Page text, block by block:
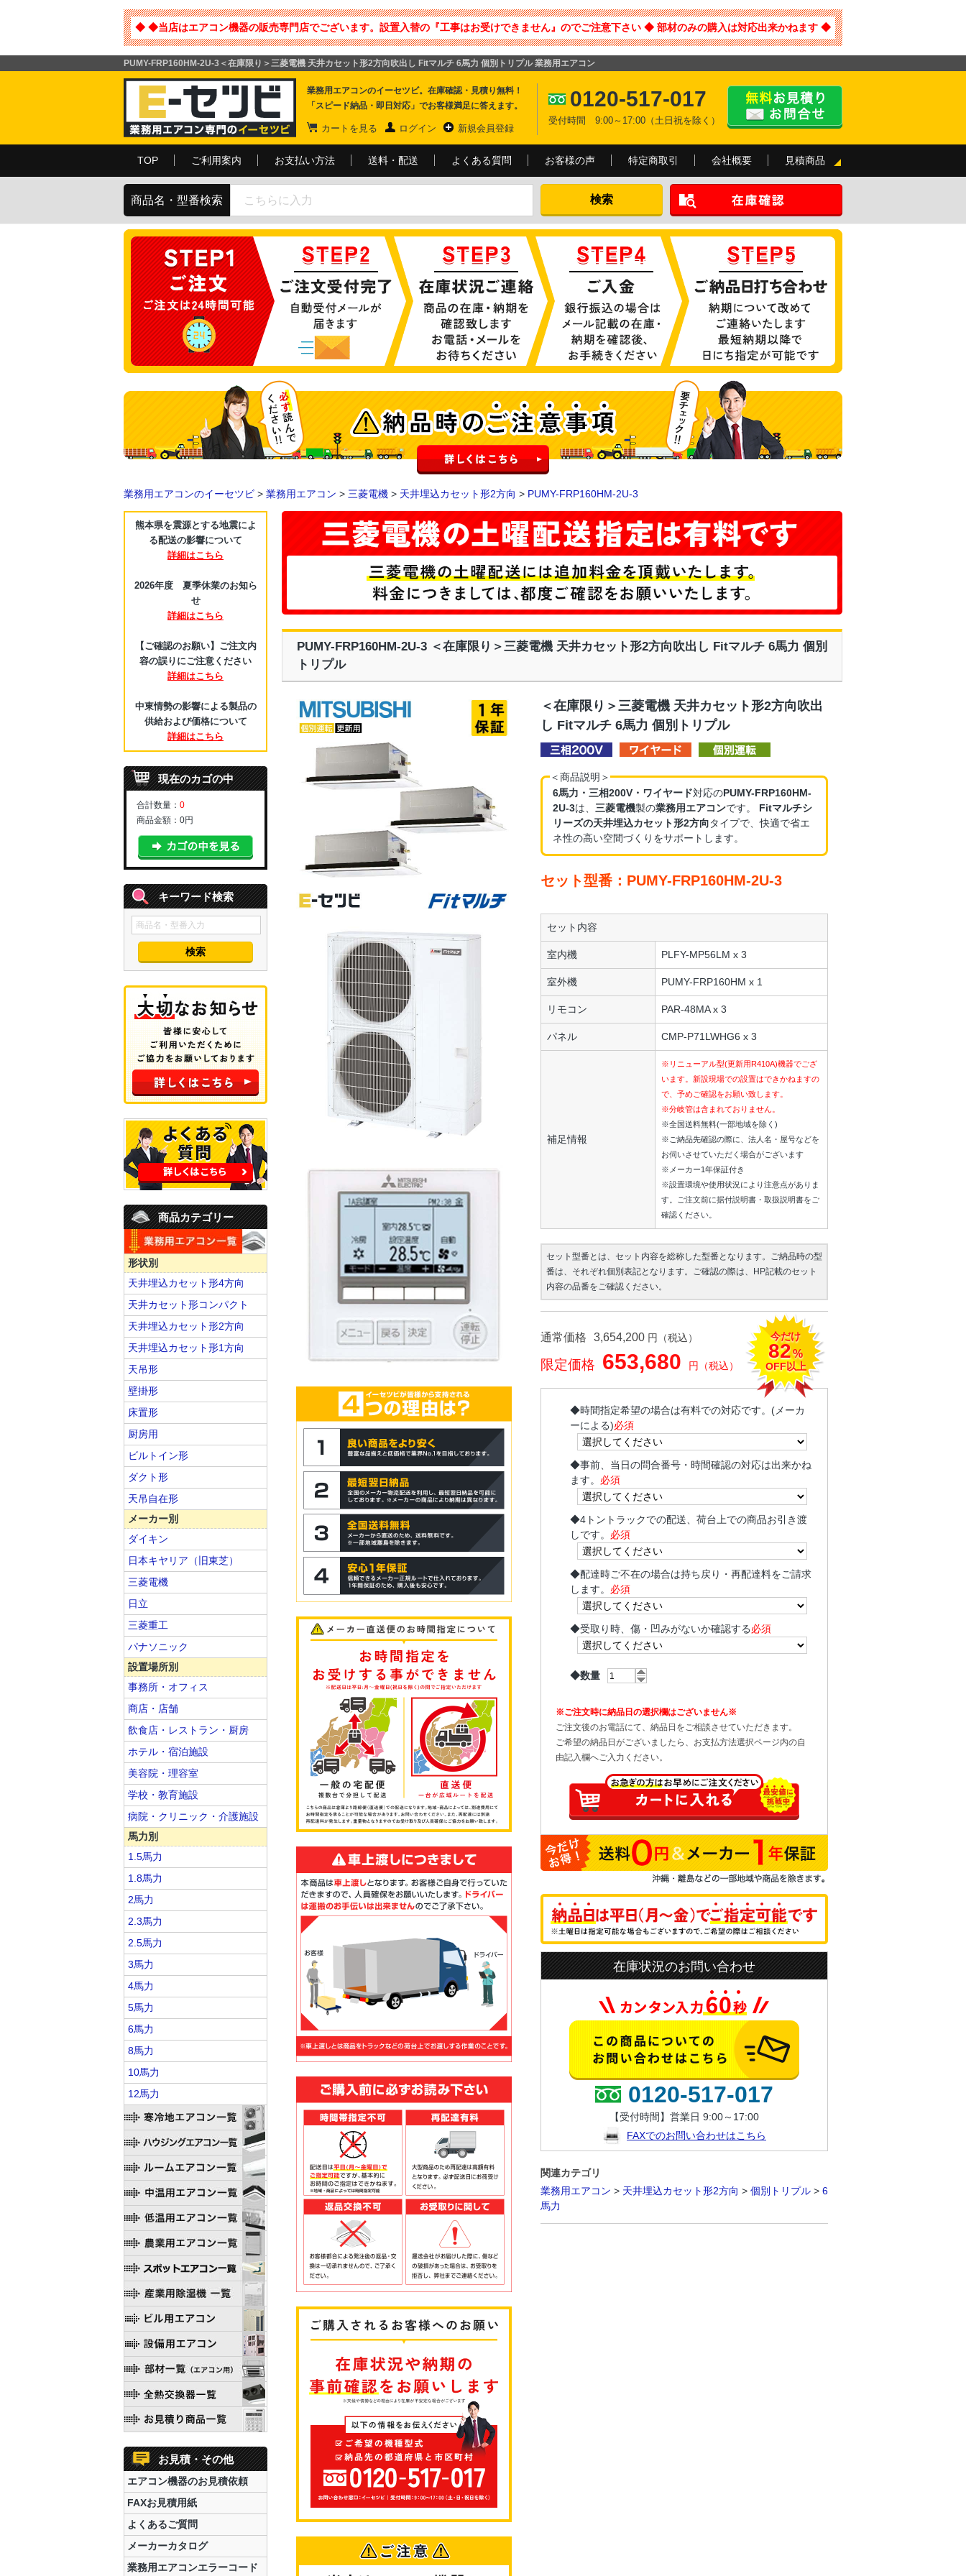
◆ ◆当店はエアコン機器の販売専門店でございます。設置入替の『工事はお受けできません』のでご注意下さい ◆ 部材のみの購入は対応出来かねます ◆
PUMY-FRP160HM-2U-3＜在庫限り＞三菱電機 天井カセット形2方向吹出し Fitマルチ 6馬力 個別トリプル 業務用エアコン
業務用エアコンのイーセツビ。在庫確認・見積り無料！
「スピード納品・即日対応」でお客様満足に答えます。
カートを見る ログイン 新規会員登録
0120-517-017
受付時間 9:00～17:00（土日祝を除く）
TOP ご利用案内 お支払い方法 送料・配送 よくある質問 お客様の声 特定商取引 会社概要 見積商品
商品名・型番検索
業務用エアコンのイーセツビ > 業務用エアコン > 三菱電機 > 天井埋込カセット形2方向 > PUMY-FRP160HM-2U-3
PUMY-FRP160HM-2U-3 ＜在庫限り＞三菱電機 天井カセット形2方向吹出し Fitマルチ 6馬力 個別
トリプル
＜在庫限り＞三菱電機 天井カセット形2方向吹出
し Fitマルチ 6馬力 個別トリプル
＜商品説明＞
6馬力・三相200V・ワイヤード対応のPUMY-FRP160HM-
2U-3は、 三菱電機製の業務用エアコンです。 Fitマルチシ
リーズの天井埋込カセット形2方向タイプで、快適で省エ
ネ性の高い空間づくりをサポートします。
セット型番：PUMY-FRP160HM-2U-3
セット内容
室内機 PLFY-MP56LM x 3
室外機 PUMY-FRP160HM x 1
リモコン PAR-48MA x 3
パネル CMP-P71LWHG6 x 3
補足情報
※リニューアル型(更新用R410A)機器でござ
います。新設現場での設置はできかねますの
で、予めご確認をお願い致します。
※分岐管は含まれておりません。
※全国送料無料(一部地域を除く)
※ご納品先確認の際に、法人名・屋号などを
お伺いさせていただく場合がございます
※メーカー1年保証付き
※設置環境や使用状況により注意点がありま
す。ご注文前に据付説明書・取扱説明書をご
確認ください。
セット型番とは、セット内容を総称した型番となります。ご納品時の型
番は、それぞれ個別表記となります。ご確認の際は、HP記載のセット
内容の品番をご確認ください。
通常価格 3,654,200 円（税込）
限定価格 653,680 円（税込）
今だけ
82%
OFF以上
◆時間指定希望の場合は有料での対応です。(メーカ
ーによる)必須
◆事前、当日の問合番号・時間確認の対応は出来かね
ます。 必須
◆4トントラックでの配送、荷台上での商品お引き渡
しです。 必須
◆配達時ご不在の場合は持ち戻り・再配達料をご請求
します。 必須
◆受取り時、傷・凹みがないか確認する必須
◆数量
※ご注文時に納品日の選択欄はございません※
ご注文後のお電話にて、納品日をご相談させていただきます。
ご希望の納品日がございましたら、お支払方法選択ページ内の自
由記入欄へご入力ください。
在庫状況のお問い合わせ
0120-517-017
【受付時間】営業日 9:00～17:00
FAXでのお問い合わせはこちら
関連カテゴリ
業務用エアコン > 天井埋込カセット形2方向 > 個別トリプル > 6
馬力
熊本県を震源とする地震によ
る配送の影響について
詳細はこちら
2026年度 夏季休業のお知ら
せ
詳細はこちら
【ご確認のお願い】ご注文内
容の誤りにご注意ください
詳細はこちら
中東情勢の影響による製品の
供給および価格について
詳細はこちら
現在のカゴの中
合計数量： 0
商品金額： 0円
キーワード検索
商品カテゴリー
形状別
天井埋込カセット形4方向
天井カセット形コンパクト
天井埋込カセット形2方向
天井埋込カセット形1方向
天吊形
壁掛形
床置形
厨房用
ビルトイン形
ダクト形
天吊自在形
メーカー別
ダイキン
日本キヤリア（旧東芝）
三菱電機
日立
三菱重工
パナソニック
設置場所別
事務所・オフィス
商店・店舗
飲食店・レストラン・厨房
ホテル・宿泊施設
美容院・理容室
学校・教育施設
病院・クリニック・介護施設
馬力別
1.5馬力
1.8馬力
2馬力
2.3馬力
2.5馬力
3馬力
4馬力
5馬力
6馬力
8馬力
10馬力
12馬力
お見積・その他
エアコン機器のお見積依頼
FAXお見積用紙
よくあるご質問
メーカーカタログ
業務用エアコンエラーコード